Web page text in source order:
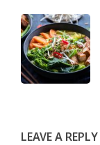
LEAVE A REPLY